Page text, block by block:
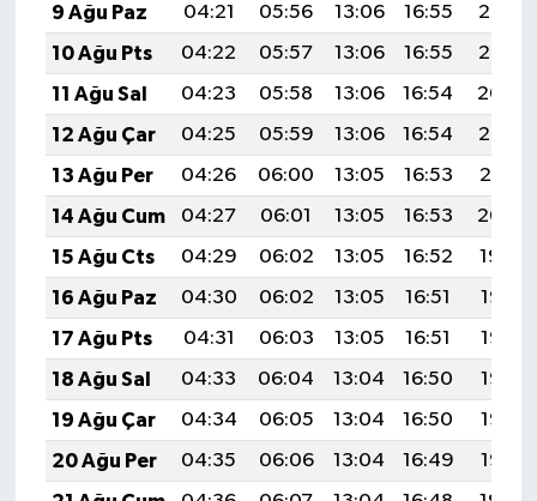
9 Ağu Paz
04:21 05:56 13:06 16:55
20:06
10 Ağu Pts
04:22 05:57 13:06 16:55
20:05
11 Ağu Sal
04:23 05:58 13:06 16:54
20:04
12 Ağu Çar
04:25 05:59 13:06 16:54
20:02
13 Ağu Per
04:26 06:00 13:05 16:53
20:01
14 Ağu Cum
04:27 06:01 13:05 16:53
20:00
15 Ağu Cts
04:29 06:02 13:05 16:52
19:59
16 Ağu Paz
04:30 06:02 13:05 16:51
19:57
17 Ağu Pts
04:31 06:03 13:05 16:51
19:56
18 Ağu Sal
04:33 06:04 13:04 16:50
19:55
19 Ağu Çar
04:34 06:05 13:04 16:50
19:53
20 Ağu Per
04:35 06:06 13:04 16:49
19:52